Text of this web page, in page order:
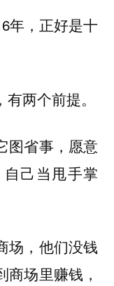
年，正好是十
两个前提。
图省事，愿意
己当甩手掌
场，他们没钱
场里赚钱，